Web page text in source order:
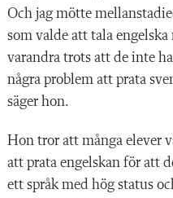
Och jag mötte
som valde att tala engelska
varandra trots att de inte
några problem att prata
säger hon.
Hon tror att många elever
att prata engelskan för att
ett språk med hög status